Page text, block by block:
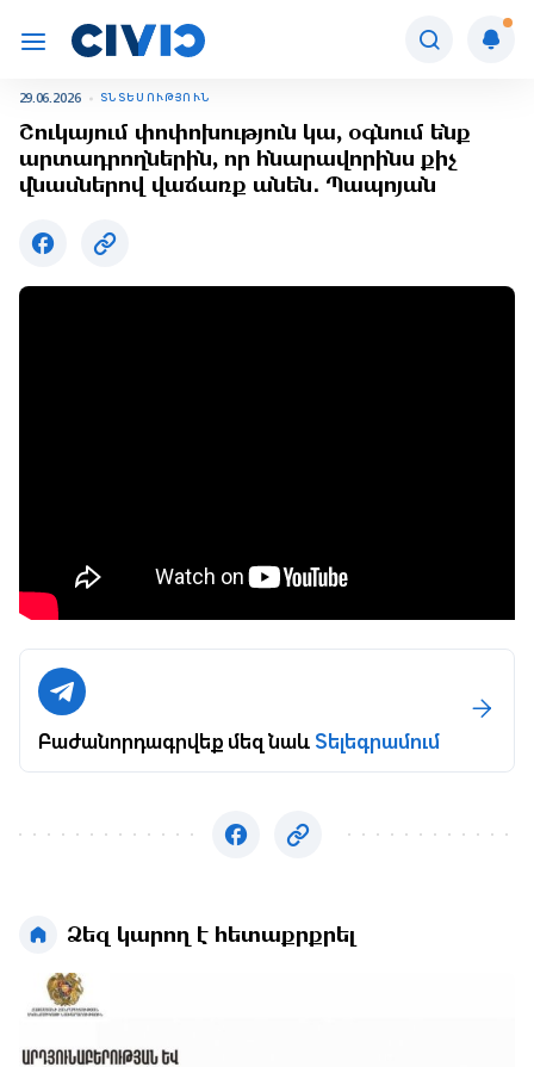
29.06.2026 ՏՆՏԵՍՈՒԹՅՈՒՆ
Շուկայում փոփոխություն կա, օգնում ենք
արտադրողներին, որ հնարավորինս քիչ
վնասներով վաճառք անեն․ Պապոյան
Բաժանորդագրվեք մեզ նաևՏելեգրամում
Ձեզ կարող է հետաքրքրել